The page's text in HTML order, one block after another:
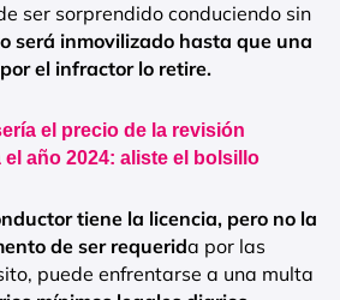
ser sorprendido conduciendo sin
será inmovilizado hasta que una
el infractor lo retire.
el precio de la revisión
año 2024: aliste el bolsillo
tiene la licencia, pero no la
de ser requerida por las
puede enfrentarse a una multa